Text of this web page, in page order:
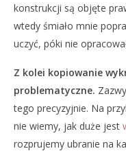
konstrukcji są objęte
wtedy śmiało mnie
uczyć, póki nie
Z kolei kopiowanie
problematyczne.
tego precyzyjnie. Na
nie wiemy, jak duże jest
rozprujemy ubranie na